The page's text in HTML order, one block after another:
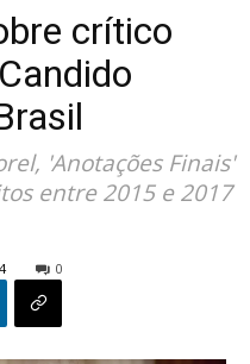
crítico
'Anotações Finais'
entre 2015 e 2017
0